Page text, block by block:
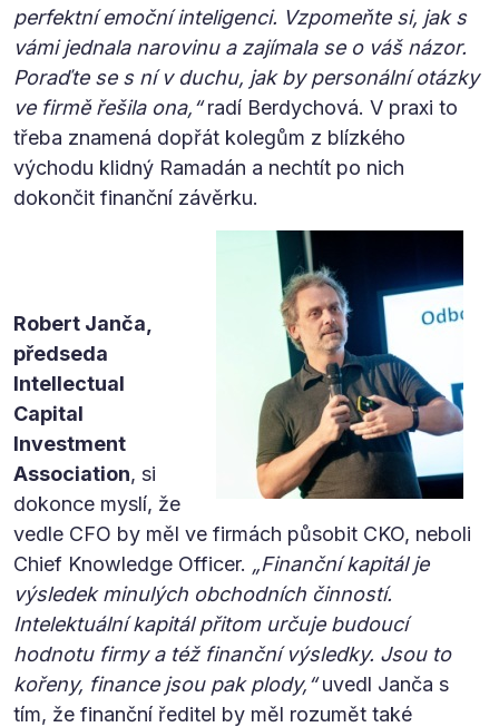
perfektní emoční inteligenci. Vzpomeňte si, jak s
vámi jednala narovinu a zajímala se o váš názor.
Poraďte se s ní v duchu, jak by personální otázky
ve firmě řešila ona,“radí Berdychová. V praxi to
třeba znamená dopřát kolegům z blízkého
východu klidný Ramadán a nechtít po nich
dokončit finanční závěrku.
Robert Janča,
předseda
Intellectual
Capital
Investment
Association, si
dokonce myslí, že
vedle CFO by měl ve firmách působit CKO, neboli
Chief Knowledge Officer. „Finanční kapitál je
výsledek minulých obchodních činností.
Intelektuální kapitál přitom určuje budoucí
hodnotu firmy a též finanční výsledky. Jsou to
kořeny, finance jsou pak plody,“uvedl Janča s
tím, že finanční ředitel by měl rozumět také